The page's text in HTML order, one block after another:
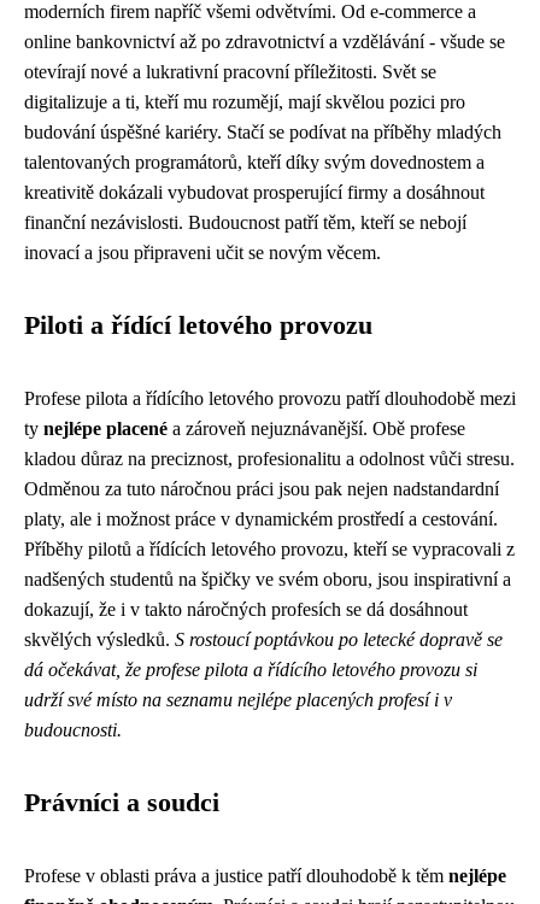
moderních firem napříč všemi odvětvími. Od e-commerce a
online bankovnictví až po zdravotnictví a vzdělávání - všude se
otevírají nové a lukrativní pracovní příležitosti. Svět se
digitalizuje a ti, kteří mu rozumějí, mají skvělou pozici pro
budování úspěšné kariéry. Stačí se podívat na příběhy mladých
talentovaných programátorů, kteří díky svým dovednostem a
kreativitě dokázali vybudovat prosperující firmy a dosáhnout
finanční nezávislosti. Budoucnost patří těm, kteří se nebojí
inovací a jsou připraveni učit se novým věcem.
Piloti a řídící letového provozu
Profese pilota a řídícího letového provozu patří dlouhodobě mezi
ty nejlépe placené a zároveň nejuznávanější. Obě profese
kladou důraz na preciznost, profesionalitu a odolnost vůči stresu.
Odměnou za tuto náročnou práci jsou pak nejen nadstandardní
platy, ale i možnost práce v dynamickém prostředí a cestování.
Příběhy pilotů a řídících letového provozu, kteří se vypracovali z
nadšených studentů na špičky ve svém oboru, jsou inspirativní a
dokazují, že i v takto náročných profesích se dá dosáhnout
skvělých výsledků. S rostoucí poptávkou po letecké dopravě se
dá očekávat, že profese pilota a řídícího letového provozu si
udrží své místo na seznamu nejlépe placených profesí i v
budoucnosti.
Právníci a soudci
Profese v oblasti práva a justice patří dlouhodobě k těm nejlépe